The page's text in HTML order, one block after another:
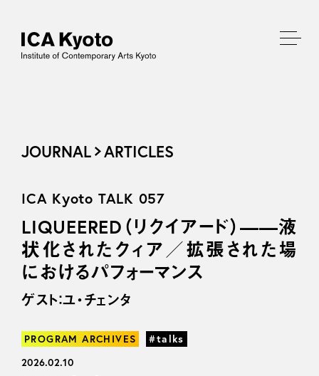
JOURNAL ARTICLES
ICA Kyoto TALK 057
LIQUEERED（リクイアード）——液
状化されたクィア／拡張された場
におけるパフォーマンス
ゲスト：ユ・チェンタ
PROGRAM ARCHIVES
#talks
2026.02.10